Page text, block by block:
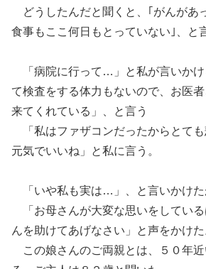
どうしたんだと聞くと、｢がんがあ
食事も ここ何日もとっていない｣ と
「病院に行って…」と私が言いかけ
て検査をする体力もないので、お医
来てくれている」、と言う
「私はファザコンだったからとて
元気でいいね」と私に言う 。
「いや私も実は… 」、と言いかけた
「お母さんが大変な思いをしている
んを助けてあげなさい」と声をかけた
この娘さんのご両親とは、５０年